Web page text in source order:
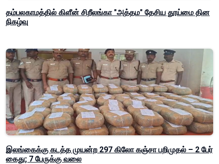
தம்பலகாமத்தில் கிளீன் சிறீலங்கா "அத்தம" தேசிய தூய்மை தின
நிகழ்வு
இலங்கைக்கு கடத்த முயன்ற 297 கிலோ கஞ்சா பறிமுதல் – 2 பேர்
கைது; 7 பேருக்கு வலை